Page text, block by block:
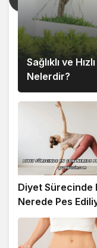
Sağlıklı ve
Nelerdir?
Diyet Sürecinde
Nerede Pes